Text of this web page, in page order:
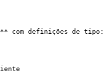
com definições de tipo: